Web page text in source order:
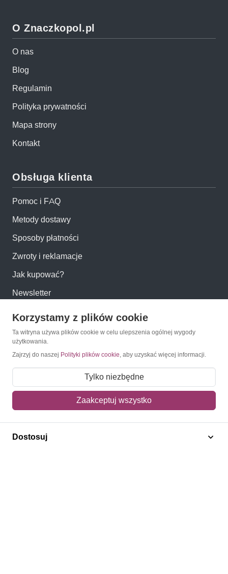
O Znaczkopol.pl
O nas
Blog
Regulamin
Polityka prywatności
Mapa strony
Kontakt
Obsługa klienta
Pomoc i FAQ
Metody dostawy
Sposoby płatności
Zwroty i reklamacje
Jak kupować?
Newsletter
Konto
Moje konto
Moje zamówienia
Mój koszyk
Adres dostawy
Polecamy
Korzystamy z plików cookie
Ta witryna używa plików cookie w celu ulepszenia ogólnej wygody
użytkowania.
Zajrzyj do naszej Polityki plików cookie, aby uzyskać więcej informacji.
Tylko niezbędne
Zaakceptuj wszystko
Dostosuj